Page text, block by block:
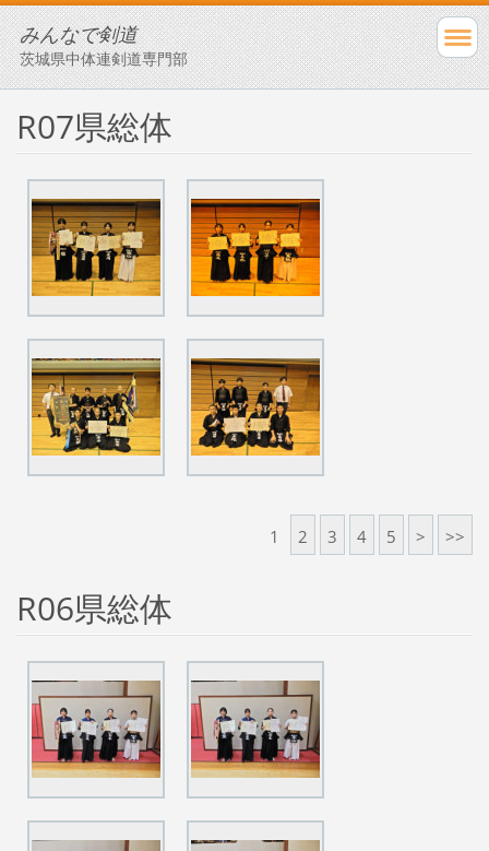
みんなで剣道
茨城県中体連剣道専門部
R07県総体
1 2 3 4 5 > >>
R06県総体